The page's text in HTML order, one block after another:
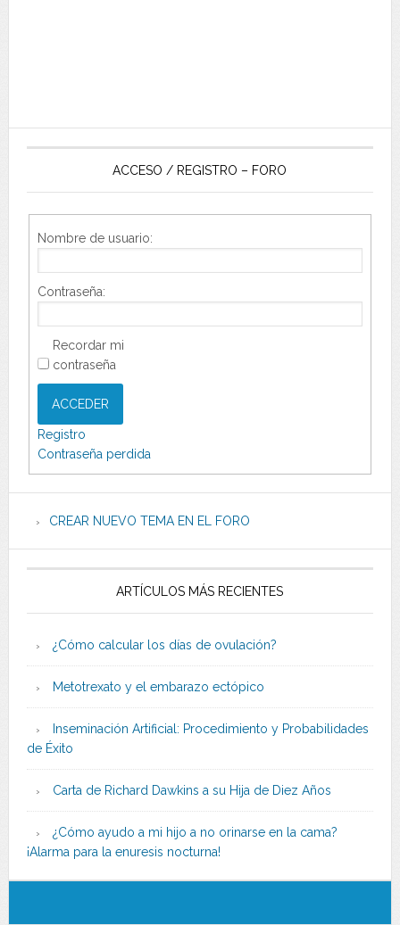
ACCESO / REGISTRO – FORO
Nombre de usuario:
Contraseña:
Recordar mi
contraseña
ACCEDER
Registro
Contraseña perdida
CREAR NUEVO TEMA EN EL FORO
ARTÍCULOS MÁS RECIENTES
¿Cómo calcular los días de ovulación?
Metotrexato y el embarazo ectópico
Inseminación Artificial: Procedimiento y Probabilidades
de Éxito
Carta de Richard Dawkins a su Hija de Diez Años
¿Cómo ayudo a mi hijo a no orinarse en la cama?
¡Alarma para la enuresis nocturna!